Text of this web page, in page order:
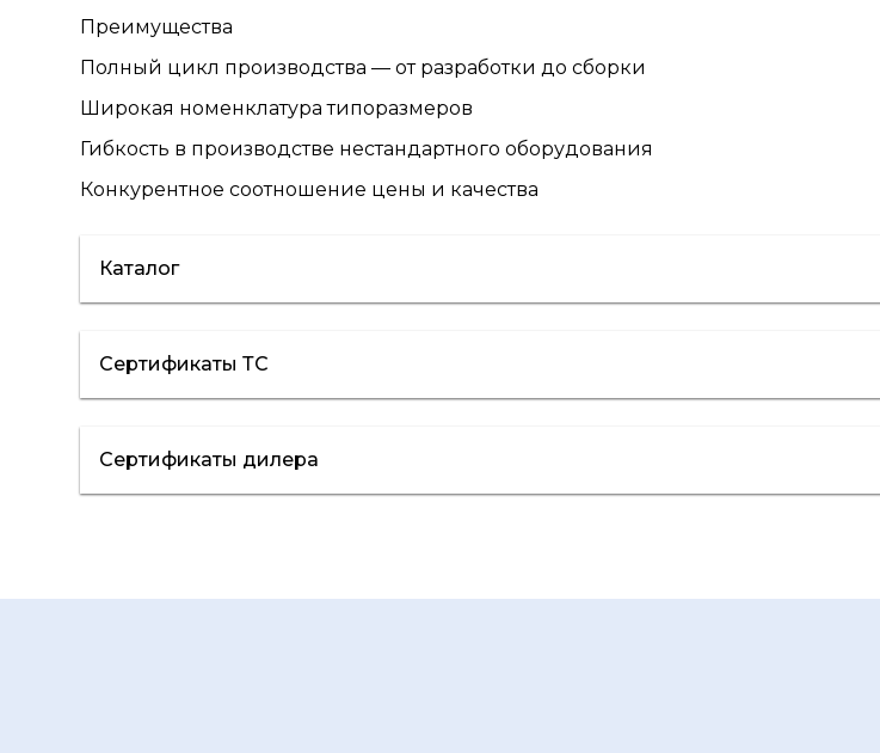
Преимущества
Полный цикл производства — от разработки до сборки
Широкая номенклатура типоразмеров
Гибкость в производстве нестандартного оборудования
Конкурентное соотношение цены и качества
Каталог
Сертификаты ТС
Сертификаты дилера